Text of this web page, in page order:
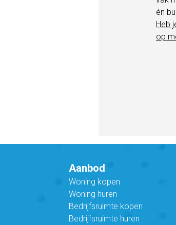
én
Heb
op
Aanbod
Woning kopen
Woning huren
Bedrijfsruimte kopen
Bedrijfsruimte huren